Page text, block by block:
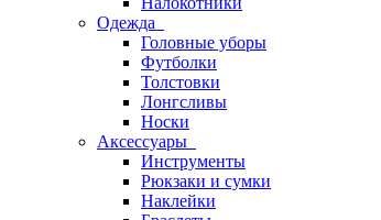
Одежда
Головные уборы
Футболки
Толстовки
Лонгсливы
Носки
Аксессуары
Инструменты
Рюкзаки и сумки
Наклейки